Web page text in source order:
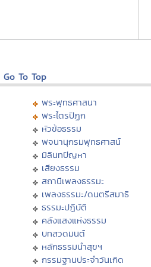
Go To Top
พระพุทธศาสนา
พระไตรปิฏก
หัวข้อธรรม
พจนานุกรมพุทธศาสน์
มิลินทปัญหา
เสียงธรรม
สถานีเพลงธรรมะ
เพลงธรรมะ/ดนตรีสมาธิ
ธรรมะปฏิบัติ
คลังแสงแห่งธรรม
บทสวดมนต์
หลักธรรมนำสุขฯ
กรรมฐานประจำวันเกิด